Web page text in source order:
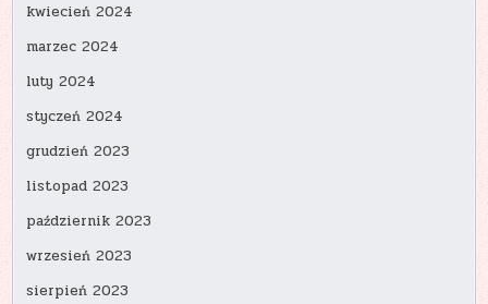
kwiecień 2024
marzec 2024
luty 2024
styczeń 2024
grudzień 2023
listopad 2023
październik 2023
wrzesień 2023
sierpień 2023